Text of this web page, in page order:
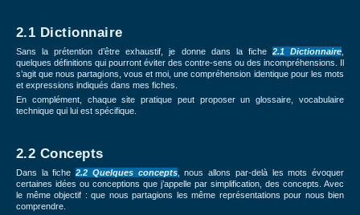
2.1 Dictionnaire
Sans la prétention d’être exhaustif, je donne dans la fiche 2.1 Dictionnaire
quelques définitions qui pourront éviter des contre-sens ou des incompréhensions. Il
s’agit que nous partagions, vous et moi, une compréhension identique pour les mots
et expressions indiqués dans mes fiches.
En complément, chaque site pratique peut proposer un glossaire, vocabulaire
technique qui lui est spécifique.
2.2 Concepts
Dans la fiche2.2 Quelques concepts, nous allons par-delà les mots évoquer
certaines idées ou conceptions que j’appelle par simplification, des concepts. Avec
le même objectif : que nous partagions les même représentations pour nous bien
comprendre.